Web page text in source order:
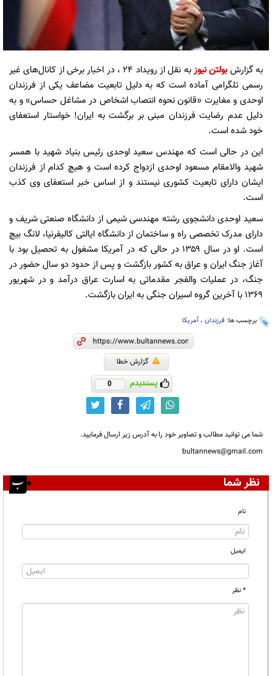
به گزارشبولتن نیوز
به نقل از رویداد 24 ، در اخبار برخی از کانال‌های غیر
رسمی تلگرامی آماده است که به دلیل تابعیت مضاعف یکی از فرزندان
اوحدی و مغایرت «قانون نحوه انتصاب اشخاص در مشاغل حساس» و به
دلیل عدم رضایت فرزندان مبنی بر برگشت به ایران! خواستار استعفای
خود شده است.
این در حالی است که مهندس سعید اوحدی رئیس بنیاد شهید با همسر
شهید والامقام مسعود اوحدی ازدواج کرده است و هیچ کدام از فرزندان
ایشان دارای تابعیت کشوری نیستند و از اساس خبر استعفای وی کذب
است.
سعید اوحدی دانشجوی رشته مهندسی شیمی از دانشگاه صنعتی شریف و
دارای مدرک تخصصی راه و ساختمان از دانشگاه ایالتی کالیفرنیا، لانگ بیچ
است. او در سال ۱۳۵۹ در حالی که در آمریکا مشغول به تحصیل بود با
آغاز جنگ ایران و عراق به کشور بازگشت و پس از حدود دو سال حضور در
جنگ، در عملیات والفجر مقدماتی به اسارت عراق درآمد و در شهریور
۱۳۶۹ با آخرین گروه اسیران جنگی به ایران بازگشت.
برچسب ها: فرزندان ،آمریکا
گزارش خطا
پسندیدم 0
شما می توانید مطالب و تصاویر خود را به آدرس زیر ارسال فرمایید.
bultannews@gmail.com
نظر شما
نام
ایمیل
* نظر